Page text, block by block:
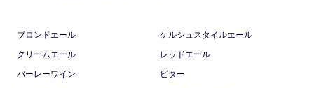
ブロンドエール
ケルシュスタイルエール
クリームエール
レッドエール
バーレーワイン
ビター